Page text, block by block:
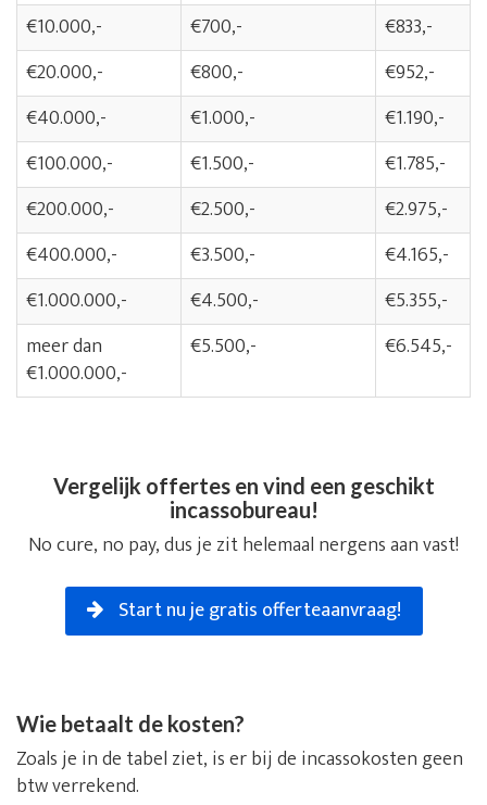
€10.000,-
€700,-
€833,-
€20.000,-
€800,-
€952,-
€40.000,-
€1.000,-
€1.190,-
€100.000,-
€1.500,-
€1.785,-
€200.000,-
€2.500,-
€2.975,-
€400.000,-
€3.500,-
€4.165,-
€1.000.000,-
€4.500,-
€5.355,-
meer dan
€1.000.000,-
€5.500,- €6.545,-
Vergelijk offertes en vind een geschikt
incassobureau!
No cure, no pay, dus je zit helemaal nergens aan vast!
Start nu je gratis offerteaanvraag!
Wie betaalt de kosten?
Zoals je in de tabel ziet, is er bij de incassokosten geen
btw verrekend.